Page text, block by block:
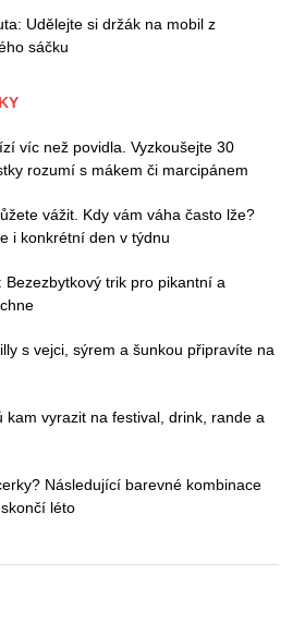
Udělejte si držák na mobil z
sáčku
víc než povidla. Vyzkoušejte 30
rozumí s mákem či marcipánem
vážit. Kdy vám váha často lže?
i konkrétní den v týdnu
Bezezbytkový trik pro pikantní a
s vejci, sýrem a šunkou připravíte na
kam vyrazit na festival, drink, rande a
Následující barevné kombinace
léto